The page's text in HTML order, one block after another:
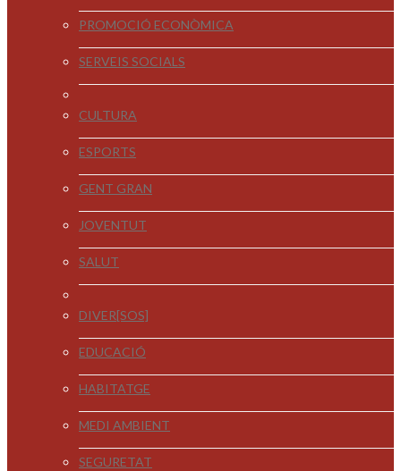
PROMOCIÓ ECONÒMICA
SERVEIS SOCIALS
CULTURA
ESPORTS
GENT GRAN
JOVENTUT
SALUT
DIVER[SOS]
EDUCACIÓ
HABITATGE
MEDI AMBIENT
SEGURETAT